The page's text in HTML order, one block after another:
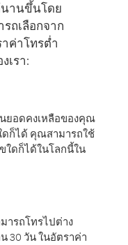
นานขึ้นโดย
ถเลือกจาก
ค่าโทรต่ำ
เรา:
นยอดคงเหลือของคุณ
ดก็ได้ คุณสามารถใช้
ใดก็ได้ในโลกนี้ใน
ารถโทรไปต่าง
30 วัน ในอัตราค่า